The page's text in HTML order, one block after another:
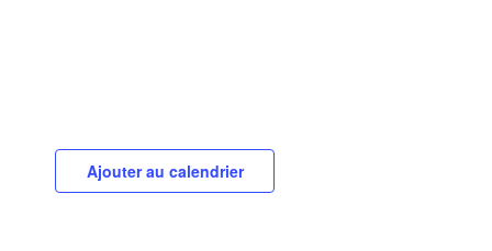
Ajouter au calendrier